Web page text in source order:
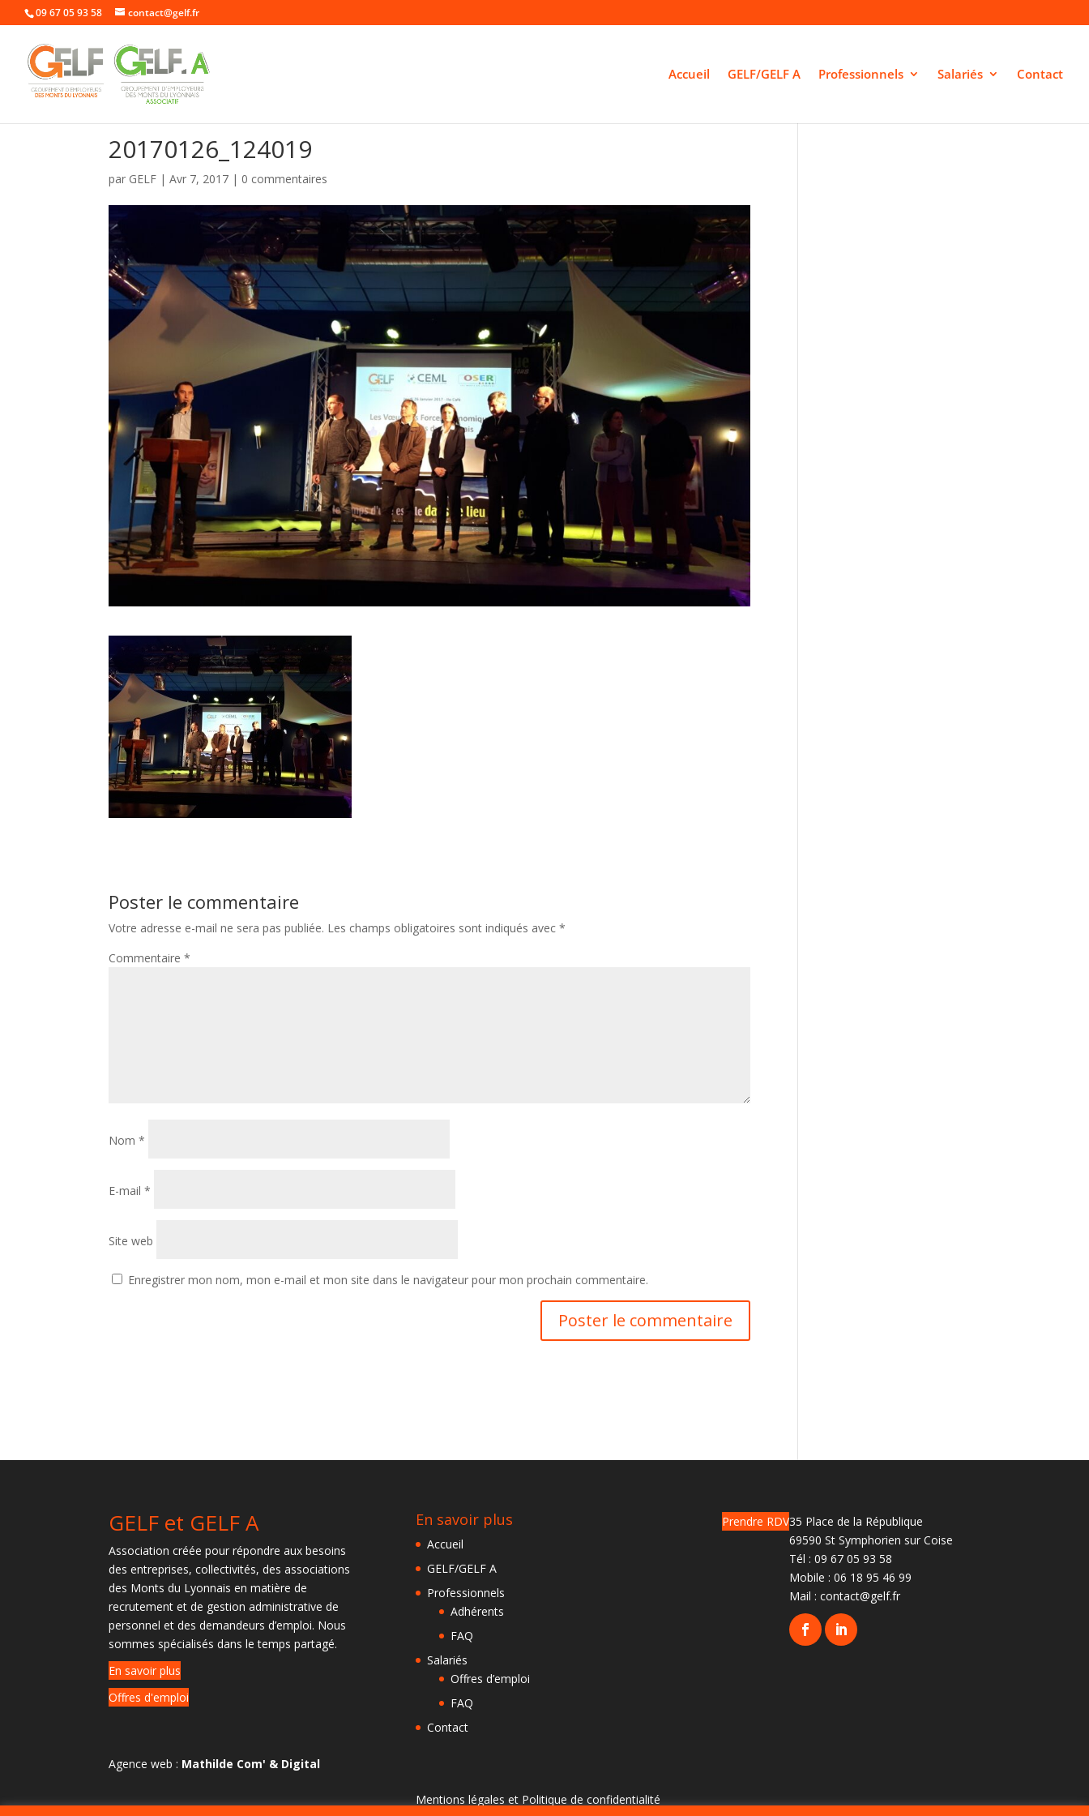
09 67 05 93 58 contact@gelf.fr
Accueil GELF/GELF A Professionnels Salariés Contact
20170126_124019
par GELF |Avr 7, 2017 | 0 commentaires
Poster le commentaire
Votre adresse e-mail ne sera pas publiée. Les champs obligatoires sont indiqués avec*
Commentaire*
Nom*
E-mail*
Site web
Enregistrer mon nom, mon e-mail et mon site dans le navigateur pour mon prochain commentaire.
GELF et GELF A
Association créée pour répondre aux besoins
des entreprises, collectivités, des associations
des Monts du Lyonnais en matière de
recrutement et de gestion administrative de
personnel et des demandeurs d’emploi. Nous
sommes spécialisés dans le temps partagé.
En savoir plus
Offres d'emploi
Agence web : Mathilde Com' & Digital
En savoir plus
Accueil
GELF/GELF A
Professionnels
Adhérents
FAQ
Salariés
Offres d’emploi
FAQ
Contact
Mentions légales et Politique de confidentialité
Prendre RDV35 Place de la République
69590 St Symphorien sur Coise
Tél : 09 67 05 93 58
Mobile : 06 18 95 46 99
Mail : contact@gelf.fr